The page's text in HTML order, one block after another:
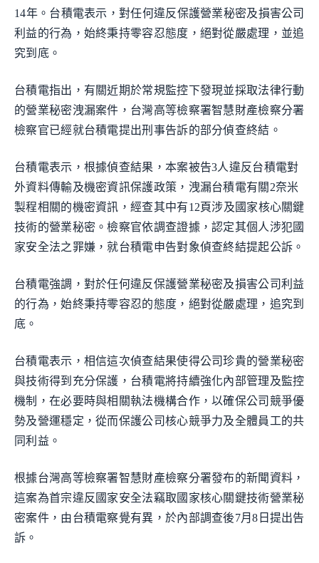
14年。台積電表示，對任何違反保護營業秘密及損害公司
利益的行為，始終秉持零容忍態度，絕對從嚴處理，並追
究到底。
台積電指出，有關近期於常規監控下發現並採取法律行動
的營業秘密洩漏案件，台灣高等檢察署智慧財產檢察分署
檢察官已經就台積電提出刑事告訴的部分偵查終結。
台積電表示，根據偵查結果，本案被告3人違反台積電對
外資料傳輸及機密資訊保護政策，洩漏台積電有關2奈米
製程相關的機密資訊，經查其中有12頁涉及國家核心關鍵
技術的營業秘密。檢察官依調查證據，認定其個人涉犯國
家安全法之罪嫌，就台積電申告對象偵查終結提起公訴。
台積電強調，對於任何違反保護營業秘密及損害公司利益
的行為，始終秉持零容忍的態度，絕對從嚴處理，追究到
底。
台積電表示，相信這次偵查結果使得公司珍貴的營業秘密
與技術得到充分保護，台積電將持續強化內部管理及監控
機制，在必要時與相關執法機構合作，以確保公司競爭優
勢及營運穩定，從而保護公司核心競爭力及全體員工的共
同利益。
根據台灣高等檢察署智慧財產檢察分署發布的新聞資料，
這案為首宗違反國家安全法竊取國家核心關鍵技術營業秘
密案件，由台積電察覺有異，於內部調查後7月8日提出告
訴。